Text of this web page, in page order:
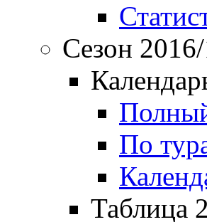
Сезон
По
Таблица